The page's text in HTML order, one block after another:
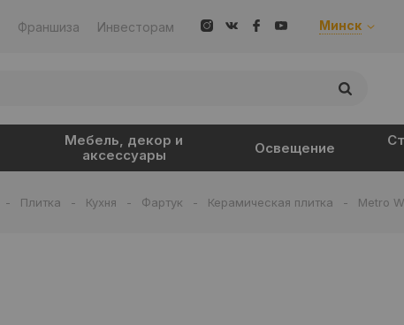
Франшиза Инвесторам Минск
Мебель, декор и
аксессуары
Освещение
- Плитка - Кухня - Фартук - Керамическая плитка - Metro